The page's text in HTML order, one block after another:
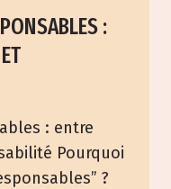
:
: entre
Pourquoi
?